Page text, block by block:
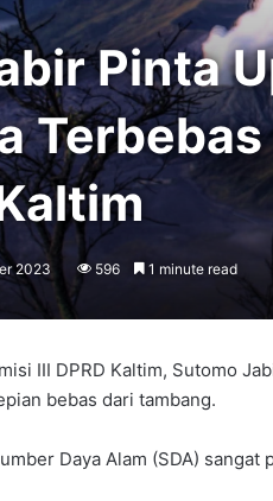
Pinta
2023 596 1 minute read
III DPRD Kaltim, Sutomo
bebas dari tambang.
Daya Alam (SDA)